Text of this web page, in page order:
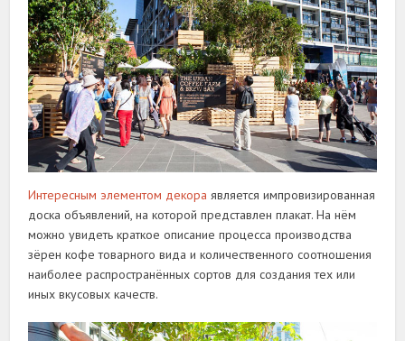
Интересным элементом декора является импровизированная
доска объявлений, на которой представлен плакат. На нём
можно увидеть краткое описание процесса производства
зёрен кофе товарного вида и количественного соотношения
наиболее распространённых сортов для создания тех или
иных вкусовых качеств.